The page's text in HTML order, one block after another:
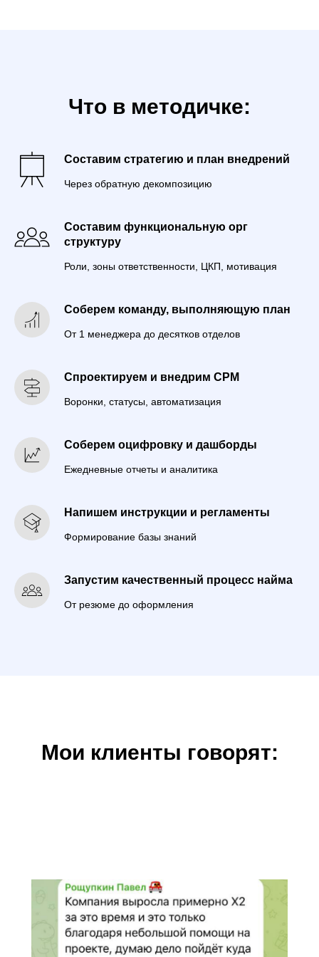
Что в методичке:
Составим стратегию и план внедрений
Через обратную декомпозицию
Составим функциональную орг
структуру
Роли, зоны ответственности, ЦКП, мотивация
Соберем команду, выполняющую план
От 1 менеджера до десятков отделов
Спроектируем и внедрим СРМ
Воронки, статусы, автоматизация
Соберем оцифровку и дашборды
Ежедневные отчеты и аналитика
Напишем инструкции и регламенты
Формирование базы знаний
Запустим качественный процесс найма
От резюме до оформления
Мои клиенты говорят: